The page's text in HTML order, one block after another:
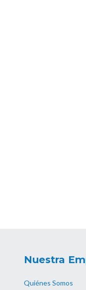
Nuestra
Quiénes Somos